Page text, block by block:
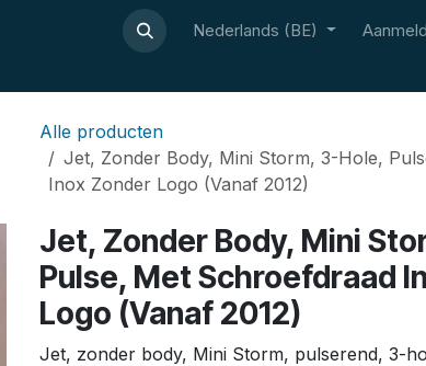
Contact Nederlands (BE)
Alle producten
Jet, Zonder Body, Mini Storm, 3-Hole,
Inox Zonder Logo (Vanaf 2012)
Jet, Zonder Body, Mini
Pulse, Met Schroefdraad
Logo (Vanaf 2012)
Jet, zonder body, Mini Storm, pulserend, 3-